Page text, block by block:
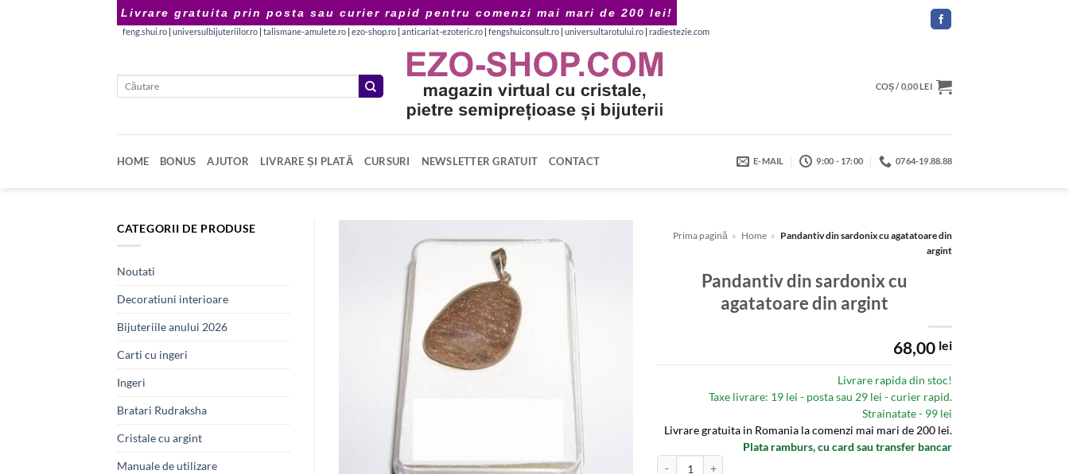
Livrare gratuita prin posta sau curier rapid pentru comenzi mai mari de 200 lei!
feng.shui.ro |universulbijuteriilor.ro |talismane-amulete.ro |ezo-shop.ro |anticariat-ezoteric.ro |fengshuiconsult.ro |universultarotului.ro |radiestezie.com
Caută
COȘ /0,00LEI
HOME BONUS AJUTOR LIVRARE ȘI PLATĂ CURSURI NEWSLETTER GRATUIT CONTACT E-MAIL 9:00 - 17:00 0764-19.88.88
CATEGORII DE PRODUSE
Noutati
Decoratiuni interioare
Bijuteriile anului 2026
Carti cu ingeri
Ingeri
Bratari Rudraksha
Cristale cu argint
Manuale de utilizare
Prima pagină » Home » Pandantiv din sardonix cu agatatoare din
argint
Pandantiv din sardonix cu
agatatoare din argint
68,00 lei
Livrare rapida din stoc!
Taxe livrare: 19 lei - posta sau 29 lei - curier rapid.
Strainatate - 99 lei
Livrare gratuita in Romania la comenzi mai mari de 200 lei.
Plata ramburs, cu card sau transfer bancar
Alternative: